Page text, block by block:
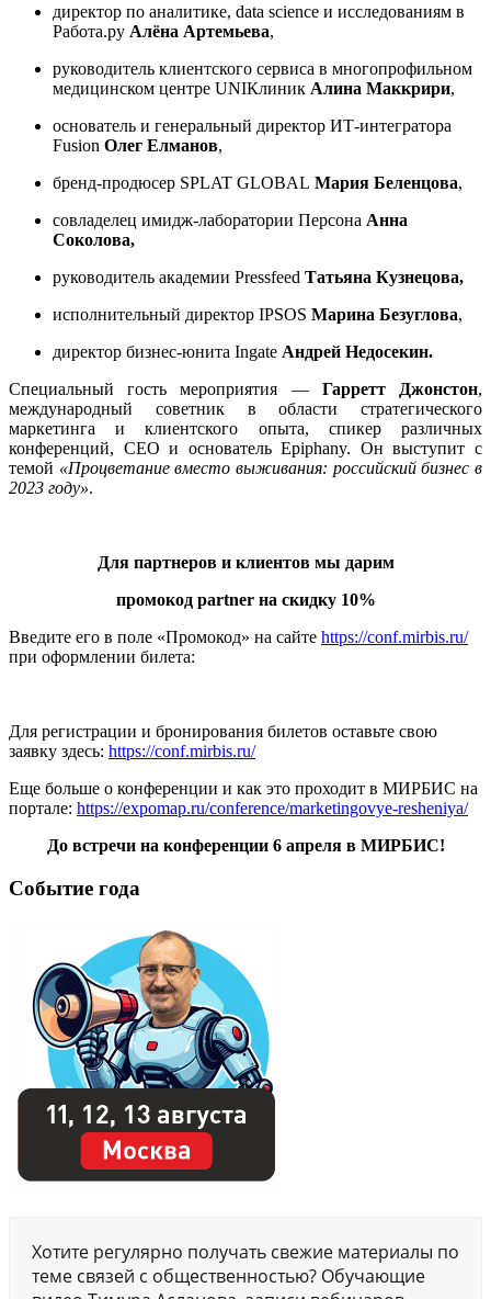
директор по аналитике, data science и исследованиям в
Работа.ру Алёна Артемьева,
руководитель клиентского сервиса в многопрофильном
медицинском центре UNIКлиник Алина Маккрири,
основатель и генеральный директор ИТ-интегратора
Fusion Олег Елманов,
бренд-продюсер SPLAT GLOBAL Мария Беленцова,
совладелец имидж-лаборатории Персона Анна
Соколова,
руководитель академии Pressfeed Татьяна Кузнецова,
исполнительный директор IPSOS Марина Безуглова,
директор бизнес-юнита Ingate Андрей Недосекин.
Специальный гость мероприятия — Гарретт Джонстон,
международный советник в области стратегического
маркетинга и клиентского опыта, спикер различных
конференций, CEO и основатель Epiphany. Он выступит с
темой «Процветание вместо выживания: российский бизнес в
2023 году».
Для партнеров и клиентов мы дарим
промокод partner на скидку 10%
Введите его в поле «Промокод» на сайте https://conf.mirbis.ru/
при оформлении билета:
Для регистрации и бронирования билетов оставьте свою
заявку здесь: https://conf.mirbis.ru/
Еще больше о конференции и как это проходит в МИРБИС на
портале: https://expomap.ru/conference/marketingovye-resheniya/
До встречи на конференции 6 апреля в МИРБИС!
Событие года
Хотите регулярно получать свежие материалы по
теме связей с общественностью? Обучающие